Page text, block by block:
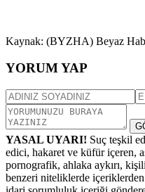
Kaynak: (BYZHA) Beyaz
YORUM YAP
YASAL UYARI! Suç teşkil
edici, hakaret ve küfür içeren,
pornografik, ahlaka aykırı,
benzeri niteliklerde